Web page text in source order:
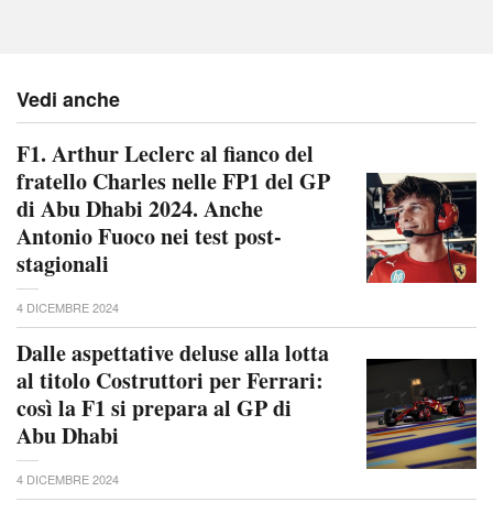
Vedi anche
F1. Arthur Leclerc al fianco del
fratello Charles nelle FP1 del GP
di Abu Dhabi 2024. Anche
Antonio Fuoco nei test post-
stagionali
4 DICEMBRE 2024
Dalle aspettative deluse alla lotta
al titolo Costruttori per Ferrari:
così la F1 si prepara al GP di
Abu Dhabi
4 DICEMBRE 2024